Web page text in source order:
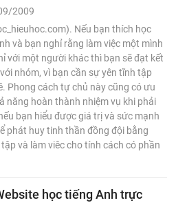
2009
Nếu bạn thích học
và bạn nghỉ rằng làm việc một mình
với một người khác thì bạn sẽ đạt kết
nhóm, vì bạn cần sự yên tĩnh tập
Phong cách tự chủ này cũng có ưu
năng hoàn thành nhiệm vụ khi phải
bạn hiểu được giá trị và sức mạnh
phát huy tinh thần đồng đội bằng
và làm viêc cho tính cách có phần
học tiếng Anh trực